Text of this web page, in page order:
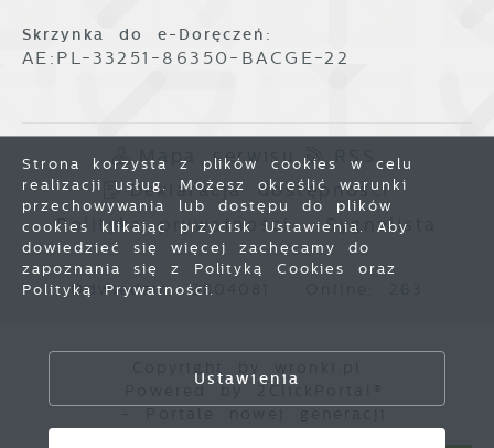
Skrzynka do e-Doręczeń:
AE:PL-33251-86350-BACGE-22
Mapa serwisu
RSS
Deklaracja dostępności
Polityka prywatności
Sygnalista
Odwiedzin: 3804081
Strona korzysta z plików cookies w celu
realizacji usług. Możesz określić warunki
przechowywania lub dostępu do plików
cookies klikając przycisk Ustawienia. Aby
dowiedzieć się więcej zachęcamy do
zapoznania się z Polityką Cookies oraz
Polityką Prywatności.
Ustawienia
Zezwól na wszystkie